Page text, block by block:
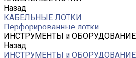
Назад
КАБЕЛЬНЫЕ ЛОТКИ
Перфорированные лотки
ИНСТРУМЕНТЫ и ОБОРУДОВАНИЕ
Назад
ИНСТРУМЕНТЫ и ОБОРУДОВАНИЕ